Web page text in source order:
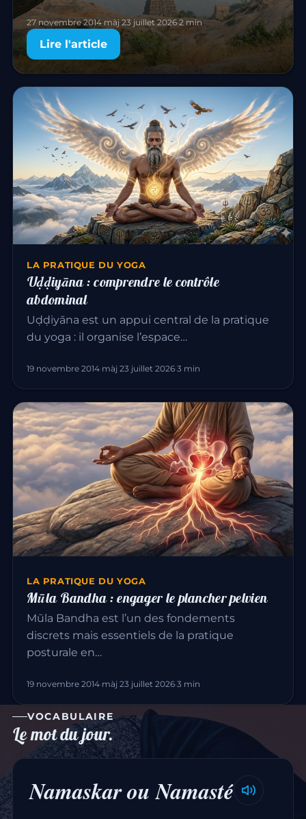
au milieu d’un paysage granitique
extraordinaire, entre rizières…
27 novembre 2014·màj 23 juillet 2026·2 min
Lire l'article
LA PRATIQUE DU YOGA
Uḍḍiyāna : comprendre le contrôle
abdominal
Uḍḍiyāna est un appui central de la pratique
du yoga : il organise l’espace…
19 novembre 2014·màj 23 juillet 2026·3 min
LA PRATIQUE DU YOGA
Mūla Bandha : engager le plancher pelvien
Mūla Bandha est l’un des fondements
discrets mais essentiels de la pratique
posturale en…
19 novembre 2014·màj 23 juillet 2026·3 min
VOCABULAIRE
Le mot du jour.
Namaskar ou Namasté